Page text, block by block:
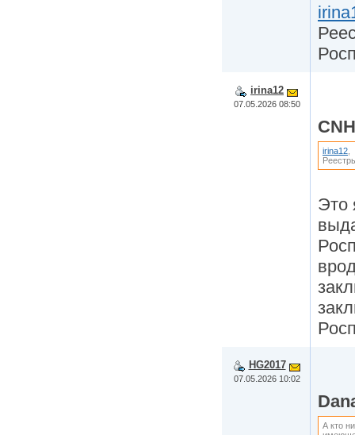
irina12
07.05.2026 08:50
irina12
Это
HG2017
07.05.2026 10:02
А кто